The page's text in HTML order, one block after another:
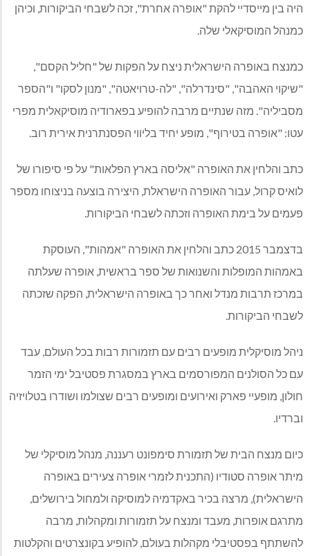
היה בין מייסדיי להקת "אופרה אחרת", זכה לשבחי הביקורות, וכיהן
כמנהל המוסיקאלי שלה.
כמנצח באופרה הישראלית ניצח על הפקות של "חליל הקסם",
"שיקוי האהבה", "סינדרלה", "לה-טרויאטה", "מנון לסקו" ו"הספר
מסביליה". מזה שנתיים מרבה להופיע בפארודיה מוסיקאלית מפרי
עטו: "אופרה בטירוף", מופע יחיד בליווי הפסנתרנית אירית רוב.
כתב והלחין את האופרה "אליסה בארץ הפלאות" על פי סיפורו של
לואיס קרול, עבור האופרה הישראלת, היצירה בוצעה בניצוחו מספר
פעמים על בימת האופרה וזכתה לשבחי הביקורות.
בדצמבר 2015 כתב והלחין את האופרה "אמהות", העוסקת
באמהות המופלות והשנואות של ספר בראשית, אופרה שעלתה
במרכז תרבות מנדל ואחר כך באופרה הישראלית, הפקה שזכתה
לשבחי הביקורות.
ניהל מוסיקלית מופעים רבים עם תזמורות רבות בכל העולם, עבד
עם כל הסולנים המפורסמים בארץ במסגרת פסטיבל ימי הזמר
חולון, מופעיי פארק ואירועים ומופעים רבים שצולמו ושודרו בטלויזיה
וברדיו.
כיום מנצח הבית של תזמורת סימפונט רעננה, מנהל מוסיקלי של
מיתר אופרה סטודיו (התכנית לזמרי אופרה צעירים באופרה
הישראלית), מרצה בכיר באקדמיה למוסיקה ולמחול בירושלים,
מתרגם אופרות, מעבד ומנצח על תזמורות ומקהלות, מרבה
להשתתף בפסטיבלי מקהלות בעולם, להופיע בקונצרטים והקלטות